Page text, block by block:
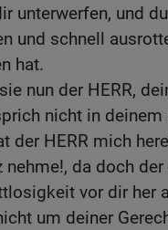
unterwerfen, und
und schnell
hat.
nun der HERR,
nicht in
der HERR mich
nehme!, da doch
vor dir her
um deiner